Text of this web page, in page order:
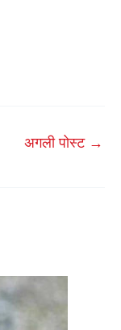
अगली पोस्ट →